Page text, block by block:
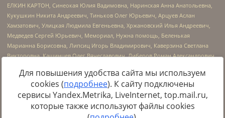
Источник:https://minjust.gov.ru/uploaded/files/reestr-
inostrannyih-agentov-22-03-2024.pdfданные на22.03.2024
Для повышения удобства сайта мы используем
cookies (подробнее). К сайту подключены
сервисы Yandex.Metrika, LiveInternet, top.mail.ru,
которые также используют файлы cookies